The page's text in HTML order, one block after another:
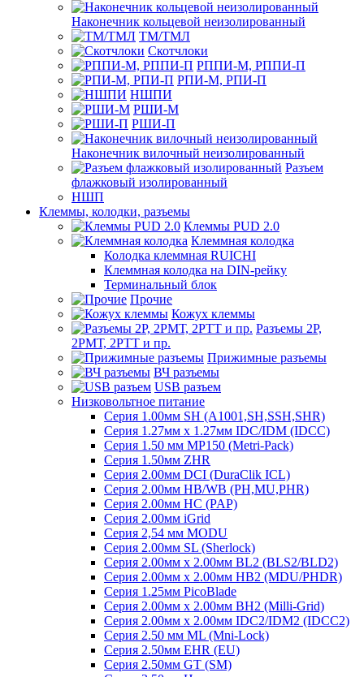
Наконечник кольцевой неизолированный
ТМ/ТМЛ
Скотчлоки
РППИ-М, РППИ-П
РПИ-М, РПИ-П
НШПИ
РШИ-М
РШИ-П
Наконечник вилочный неизолированный
Разъем
флажковый изолированный
НШП
Клеммы, колодки, разъемы
Клеммы PUD 2.0
Клеммная колодка
Колодка клеммная RUICHI
Клеммная колодка на DIN-рейку
Терминальный блок
Прочие
Кожух клеммы
Разъемы 2Р,
2РМТ, 2РТТ и пр.
Прижимные разъемы
ВЧ разъемы
USB разъем
Низковольтное питание
Серия 1.00мм SH (A1001,SH,SSH,SHR)
Серия 1.27мм x 1.27мм IDC/IDM (IDCC)
Серия 1.50 мм MP150 (Metri-Pack)
Серия 1.50мм ZHR
Серия 2.00мм DCI (DuraClik ICL)
Серия 2.00мм HB/WB (PH,MU,PHR)
Серия 2.00мм HC (PAP)
Серия 2.00мм iGrid
Серия 2,54 мм MODU
Серия 2.00мм SL (Sherlock)
Серия 2.00мм x 2.00мм BL2 (BLS2/BLD2)
Серия 2.00мм x 2.00мм HB2 (MDU/PHDR)
Серия 1.25мм PicoBlade
Серия 2.00мм х 2.00мм BH2 (Milli-Grid)
Серия 2.00мм х 2.00мм IDC2/IDM2 (IDCC2)
Серия 2.50 мм ML (Mni-Lock)
Серия 2.50мм EHR (EU)
Серия 2.50мм GT (SM)